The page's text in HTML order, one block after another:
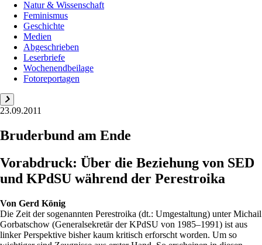
Natur & Wissenschaft
Feminismus
Geschichte
Medien
Abgeschrieben
Leserbriefe
Wochenendbeilage
Fotoreportagen
23.09.2011
Bruderbund am Ende
Vorabdruck: Über die Beziehung von SED
und KPdSU während der Perestroika
Von Gerd König
Die Zeit der sogenannten Perestroika (dt.: Umgestaltung) unter Michail
Gorbatschow (Generalsekretär der KPdSU von 1985–1991) ist aus
linker Perspektive bisher kaum kritisch erforscht worden. Um so